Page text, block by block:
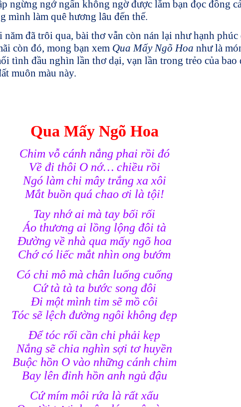
ngừng ngớ ngẩn không ngờ được lắm bạn đọc đồng
mình làm quê hương lâu đến thế.
đã trôi qua, bài thơ vẫn còn nán lại như hạnh phúc
còn đó, mong bạn xem Qua Mấy Ngõ Hoa như là
tình đầu nghìn lần thơ dại, vạn lần trong trẻo của bao
muôn màu này.
Qua Mấy Ngõ Hoa
Chim vỗ cánh nắng phai rồi đó
Về đi thôi O nớ… chiều rồi
Ngó làm chi mây trắng xa xôi
Mắt buồn quá chao ơi là tội!
Tay nhớ ai mà tay bối rối
Áo thương ai lồng lộng đôi tà
Đường về nhà qua mấy ngõ hoa
Chớ có liếc mắt nhìn ong bướm
Có chi mô mà chân luống cuống
Cứ tà tà ta bước song đôi
Đi một mình tim sẽ mồ côi
Tóc sẽ lệch đường ngôi không đẹp
Để tóc rối cần chi phải kẹp
Nắng sẽ chia nghìn sợi tơ huyền
Buộc hồn O vào những cánh chim
Bay lên đỉnh hồn anh ngủ đậu
Cứ mím môi rứa là rất xấu